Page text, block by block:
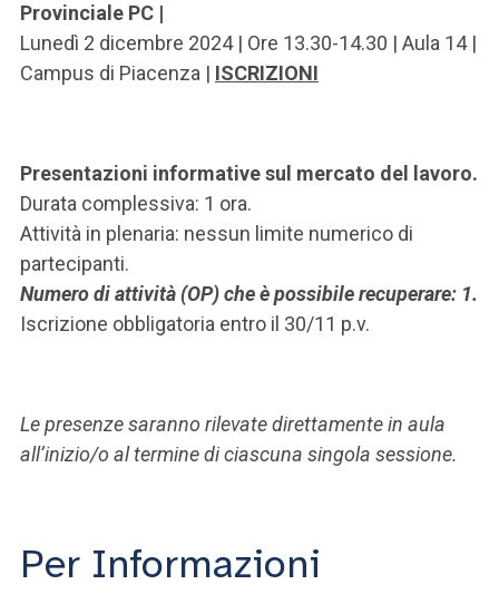
Provinciale PC |
Lunedì 2 dicembre 2024 | Ore 13.30-14.30 | Aula 14 |
Campus di Piacenza | ISCRIZIONI
Presentazioni informative sul mercato del lavoro.
Durata complessiva: 1 ora.
Attività in plenaria: nessun limite numerico di
partecipanti.
Numero di attività (OP) che è possibile recuperare: 1.
Iscrizione obbligatoria entro il 30/11 p.v.
Le presenze saranno rilevate direttamente in aula
all’inizio/o al termine di ciascuna singola sessione.
Per Informazioni